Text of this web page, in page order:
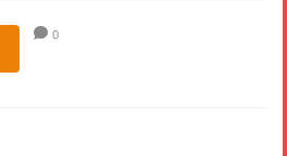
0